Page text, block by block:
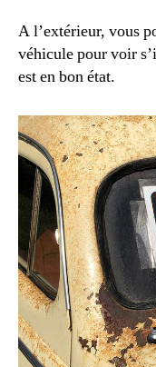
A l’extérieur, vous
véhicule pour voir
est en bon état.